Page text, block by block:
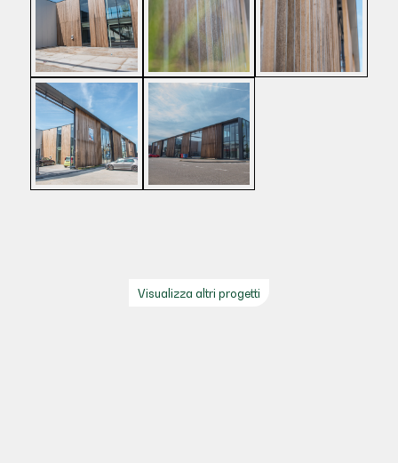
Visualizza altri progetti